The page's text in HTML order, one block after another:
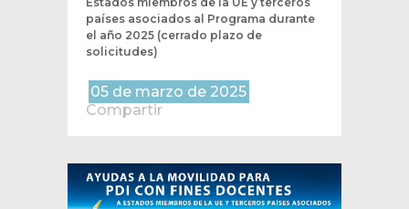
países asociados al Programa durante
el año 2025 (cerrado plazo de
solicitudes)
05 de marzo de 2025
Compartir